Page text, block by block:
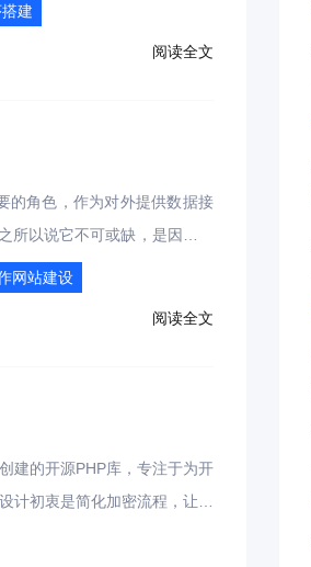
建
阅读全文
的角色，作为对外提供数据接
所以说它不可或缺，是因为从
终占据着一席之地，这充分
网站建设
阅读全文
建的开源PHP库，专注于为开
计初衷是简化加密流程，让开
松编写出安全可靠的加密代